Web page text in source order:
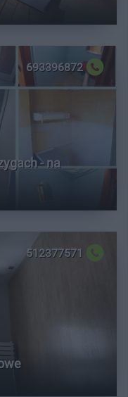
693396872
- na
512377571